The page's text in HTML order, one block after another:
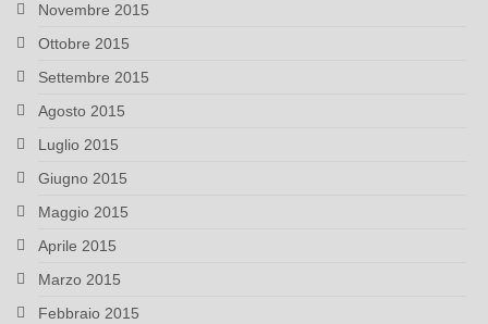
Novembre 2015
Ottobre 2015
Settembre 2015
Agosto 2015
Luglio 2015
Giugno 2015
Maggio 2015
Aprile 2015
Marzo 2015
Febbraio 2015